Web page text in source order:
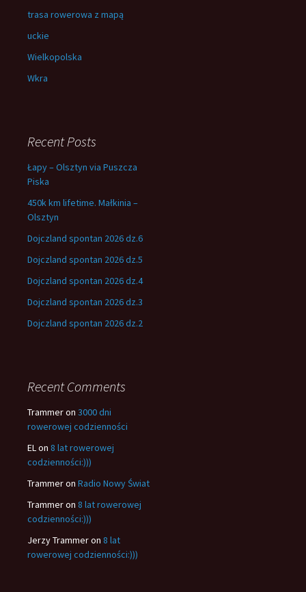
trasa rowerowa z mapą
uckie
Wielkopolska
Wkra
Recent Posts
Łapy – Olsztyn via Puszcza
Piska
450k km lifetime. Małkinia –
Olsztyn
Dojczland spontan 2026 dz.6
Dojczland spontan 2026 dz.5
Dojczland spontan 2026 dz.4
Dojczland spontan 2026 dz.3
Dojczland spontan 2026 dz.2
Recent Comments
Trammeron 3000 dni
rowerowej codzienności
ELon 8 lat rowerowej
codzienności:)))
Trammeron Radio Nowy Świat
Trammeron 8 lat rowerowej
codzienności:)))
Jerzy Trammeron 8 lat
rowerowej codzienności:)))